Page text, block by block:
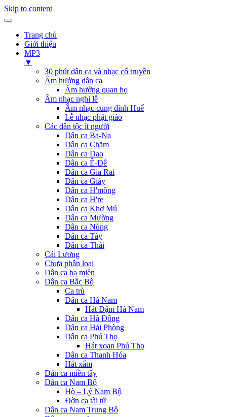
Skip to content
Trang chủ
Giới thiệu
MP3
▼
30 phút dân ca và nhạc cổ truyền
Âm hưởng dân ca
Âm hưởng quan họ
Âm nhạc nghi lễ
Âm nhạc cung đình Huế
Lễ nhạc phật giáo
Các dân tộc ít người
Dân ca Ba-Na
Dân ca Chăm
Dân ca Dao
Dân ca Ê-Đê
Dân ca Gia Rai
Dân ca Giáy
Dân ca H'mông
Dân ca H're
Dân ca Khơ Mú
Dân ca Mường
Dân ca Nùng
Dân ca Tày
Dân ca Thái
Cải Lương
Chưa phân loại
Dân ca ba miền
Dân ca Bắc Bộ
Ca trù
Dân ca Hà Nam
Hát Dậm Hà Nam
Dân ca Hà Đông
Dân ca Hải Phòng
Dân ca Phú Thọ
Hát xoan Phú Thọ
Dân ca Thanh Hóa
Hát xẩm
Dân ca miền tây
Dân ca Nam Bộ
Hò – Lý Nam Bộ
Đờn ca tài tử
Dân ca Nam Trung Bộ